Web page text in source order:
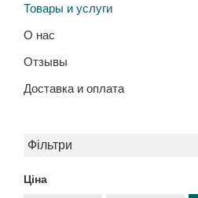
Товары и услуги
О нас
Отзывы
Доставка и оплата
Фільтри
Ціна